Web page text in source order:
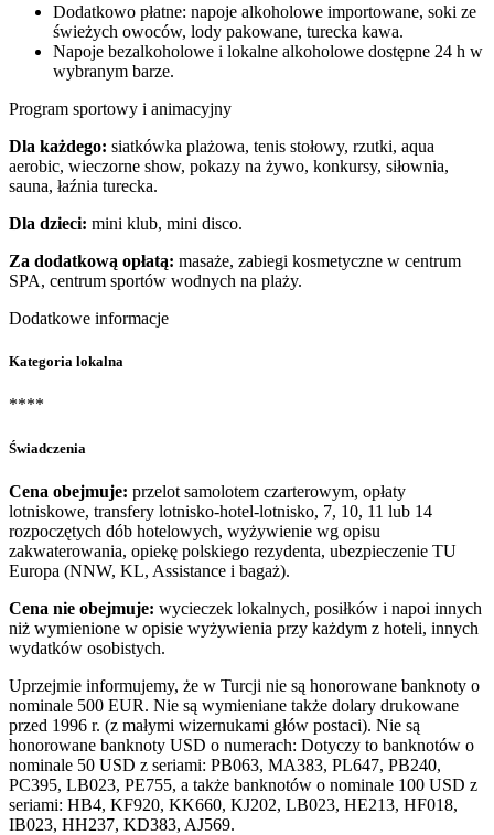
Dodatkowo płatne: napoje alkoholowe importowane, soki ze
świeżych owoców, lody pakowane, turecka kawa.
Napoje bezalkoholowe i lokalne alkoholowe dostępne 24 h w
wybranym barze.
Program sportowy i animacyjny
Dla każdego: siatkówka plażowa, tenis stołowy, rzutki, aqua
aerobic, wieczorne show, pokazy na żywo, konkursy, siłownia,
sauna, łaźnia turecka.
Dla dzieci: mini klub, mini disco.
Za dodatkową opłatą: masaże, zabiegi kosmetyczne w centrum
SPA, centrum sportów wodnych na plaży.
Dodatkowe informacje
Kategoria lokalna
****
Świadczenia
Cena obejmuje: przelot samolotem czarterowym, opłaty
lotniskowe, transfery lotnisko-hotel-lotnisko, 7, 10, 11 lub 14
rozpoczętych dób hotelowych, wyżywienie wg opisu
zakwaterowania, opiekę polskiego rezydenta, ubezpieczenie TU
Europa (NNW, KL, Assistance i bagaż).
Cena nie obejmuje: wycieczek lokalnych, posiłków i napoi innych
niż wymienione w opisie wyżywienia przy każdym z hoteli, innych
wydatków osobistych.
Uprzejmie informujemy, że w Turcji nie są honorowane banknoty o
nominale 500 EUR. Nie są wymieniane także dolary drukowane
przed 1996 r. (z małymi wizernukami głów postaci). Nie są
honorowane banknoty USD o numerach: Dotyczy to banknotów o
nominale 50 USD z seriami: PB063, MA383, PL647, PB240,
PC395, LB023, PE755, a także banknotów o nominale 100 USD z
seriami: HB4, KF920, KK660, KJ202, LB023, HE213, HF018,
IB023, HH237, KD383, AJ569.